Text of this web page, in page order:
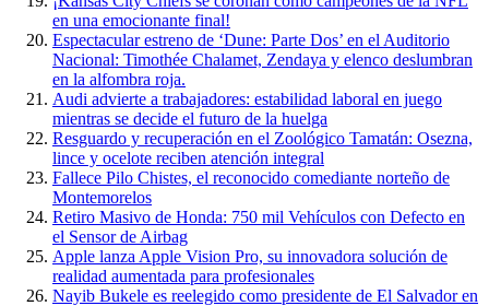
en una emocionante final!
Espectacular estreno de ‘Dune: Parte Dos’ en el Auditorio
Nacional: Timothée Chalamet, Zendaya y elenco deslumbran
en la alfombra roja.
Audi advierte a trabajadores: estabilidad laboral en juego
mientras se decide el futuro de la huelga
Resguardo y recuperación en el Zoológico Tamatán: Osezna,
lince y ocelote reciben atención integral
Fallece Pilo Chistes, el reconocido comediante norteño de
Montemorelos
Retiro Masivo de Honda: 750 mil Vehículos con Defecto en
el Sensor de Airbag
Apple lanza Apple Vision Pro, su innovadora solución de
realidad aumentada para profesionales
Nayib Bukele es reelegido como presidente de El Salvador en